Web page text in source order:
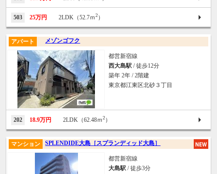
503 25万円 2LDK（52.7ｍ2）
メゾンゴフク
アパート
都営新宿線
西大島駅 / 徒歩12分
築年 2年 / 2階建
東京都江東区北砂３丁目
202 18.9万円 2LDK（62.48ｍ2）
SPLENDIDE大島［スプランディッド大島］
マンション
都営新宿線
大島駅 / 徒歩3分